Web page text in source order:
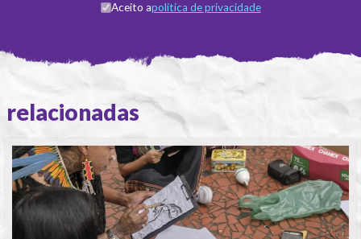
Aceito apolítica de privacidade
relacionadas